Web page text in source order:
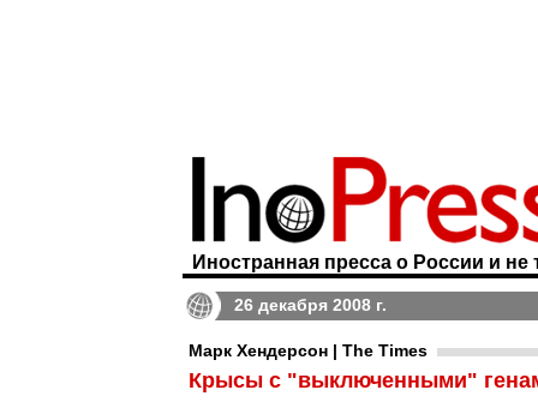
Иностранная пресса о России и не
26 декабря 2008 г.
Марк Хендерсон | The Times
Крысы с "выключенными"